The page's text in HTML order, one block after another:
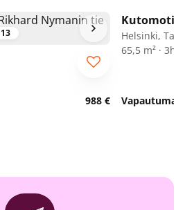
13
988 €
Kutomotie
Helsinki, Tali
65,5 m² ·